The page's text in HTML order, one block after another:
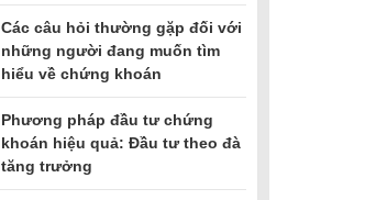
Các câu hỏi thường gặp đối với
những người đang muốn tìm
hiểu về chứng khoán
Phương pháp đầu tư chứng
khoán hiệu quả: Đầu tư theo đà
tăng trưởng